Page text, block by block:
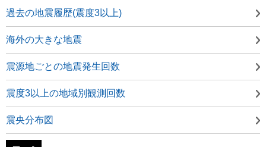
過去の地震履歴(震度3以上)
海外の大きな地震
震源地ごとの地震発生回数
震度3以上の地域別観測回数
震央分布図